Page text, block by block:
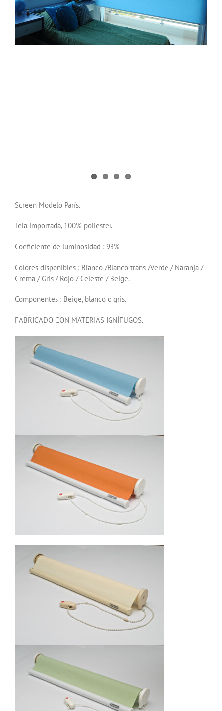
Screen Modelo París.
Tela importada, 100% poliester.
Coeficiente de luminosidad : 98%
Colores disponibles : Blanco /Blanco trans /Verde / Naranja /
Crema / Gris / Rojo / Celeste / Beige.
Componentes : Beige, blanco o gris.
FABRICADO CON MATERIAS IGNÍFUGOS.